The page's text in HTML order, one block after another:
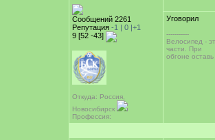
Сообщений 2261
Репутация -1 | 0 |+1
9 [52 -43]
Откуда: Россия,
Новосибирск
Профессия:
Уговорил
-----------
Велосипед -
части. При
обгоне